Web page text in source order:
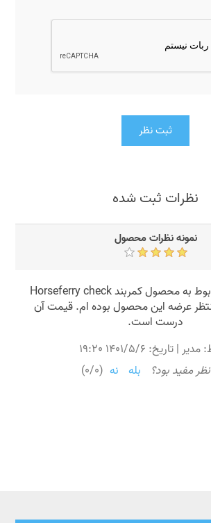
ثبت نظر
نظرات ثبت شده
نمونه نظرات محصول
این نمونه نظر مربوط به محصول کمربند Horseferry check
عرضه این محصول بوده ام. قیمت آن
درست است.
مدیر |تاریخ: 1401/5/6 19:20
نظر مفید بود؟
بله نه (
0
/
0
)